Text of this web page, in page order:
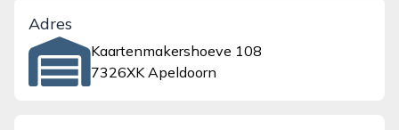
Adres
Kaartenmakershoeve 108
7326XK Apeldoorn